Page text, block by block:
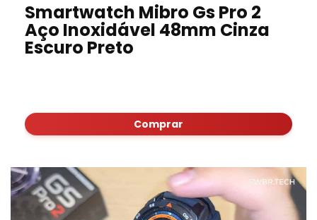
Smartwatch Mibro Gs Pro 2
Aço Inoxidável 48mm Cinza
Escuro Preto
Comprar